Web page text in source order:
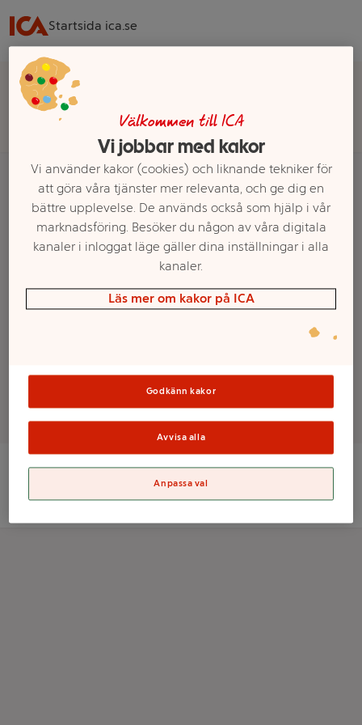
Startsida ica.se
Välj butik för rätt sortiment, pris och leveransalternativ
Välj butik
Startsida Barn Barnkläder Överdelar barn 98/104
Ett exempel på onlinesortiment visas.
98/104
Välkommen till ICA
Vi jobbar med kakor
Vi använder kakor (cookies) och liknande tekniker för
att göra våra tjänster mer relevanta, och ge dig en
bättre upplevelse. De används också som hjälp i vår
marknadsföring. Besöker du någon av våra digitala
kanaler i inloggat läge gäller dina inställningar i alla
kanaler.
Läs mer om kakor på ICA
Godkänn kakor
Avvisa alla
Anpassa val